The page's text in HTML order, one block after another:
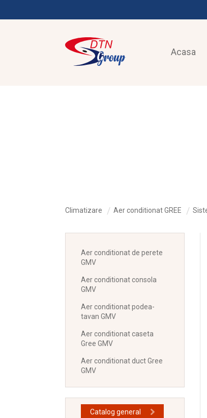
Acasa
Climatizare Aer conditionat GREE
Aer conditionat de perete
GMV
Aer conditionat consola
GMV
Aer conditionat podea-
tavan GMV
Aer conditionat caseta
Gree GMV
Aer conditionat duct Gree
GMV
Catalog general